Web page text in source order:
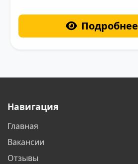
Подробнее
Навигация
Главная
Вакансии
Отзывы